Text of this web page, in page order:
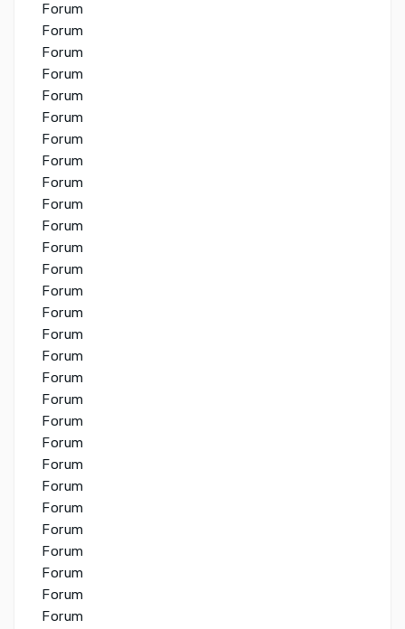
Forum
Forum
Forum
Forum
Forum
Forum
Forum
Forum
Forum
Forum
Forum
Forum
Forum
Forum
Forum
Forum
Forum
Forum
Forum
Forum
Forum
Forum
Forum
Forum
Forum
Forum
Forum
Forum
Forum